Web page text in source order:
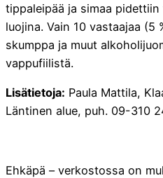
tippaleipää ja simaa
luojina. Vain 10 vastaajaa (5
skumppa ja muut
vappufiilistä.
Lisätietoja: Paula Mattila,
Läntinen alue, puh. 09-310
Ehkäpä – verkostossa on